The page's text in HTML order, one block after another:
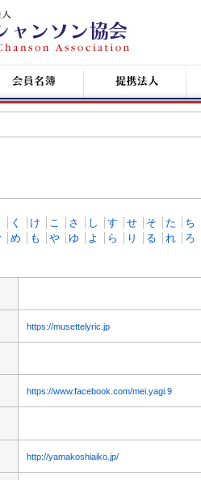
企
業
サ
ー
情
く け こ さ し す せ そ た
ち
め も や ゆ よ ら り る れ
ろ
https://musettelyric.jp
https://www.facebook.com/mei.yagi.9
http://yamakoshiaiko.jp/